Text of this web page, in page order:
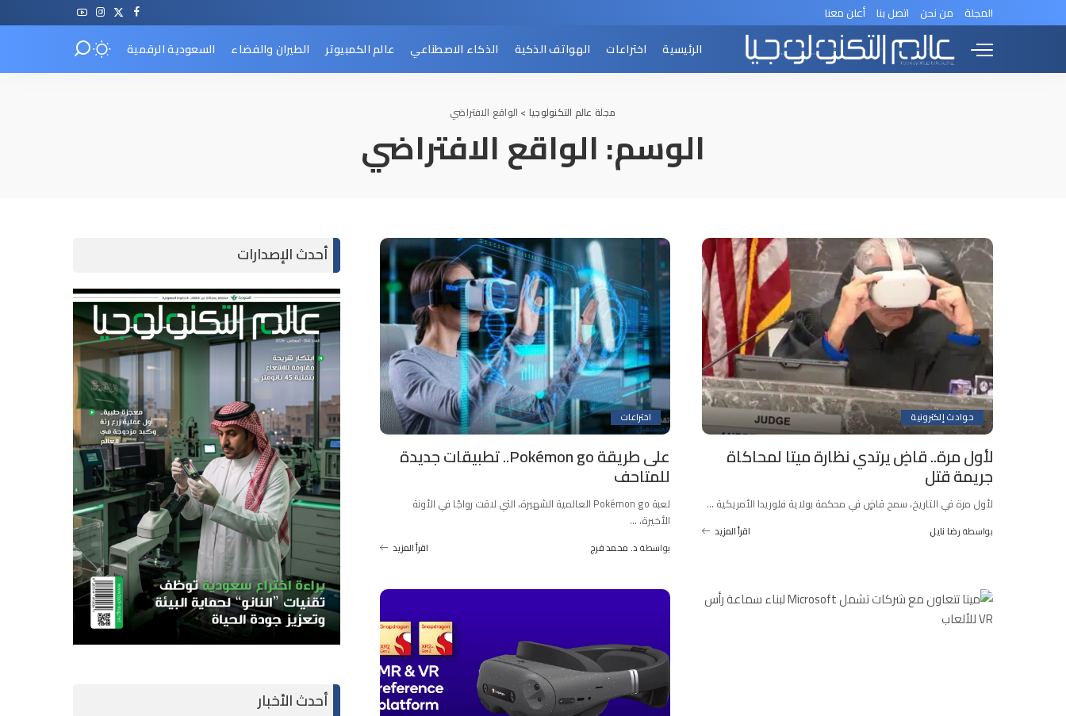
المجلة من نحن اتصل بنا أعلن معنا
الرئيسية اختراعات الهواتف الذكية الذكاء الاصطناعي عالم الكمبيوتر الطيران والفضاء السعودية الرقمية
مجلة عالم التكنولوجيا > الواقع الافتراضي
الوسم:الواقع الافتراضي
حوادث إلكترونية
لأول مرة.. قاضٍ يرتدي نظارة ميتا لمحاكاة
جريمة قتل
لأول مرة في التاريخ، سمح قاضٍ في محكمة بولاية فلوريدا الأمريكية ...
Posted
بواسطة رضا نايل اقرأ المزيد
اختراعات
على طريقة Pokémon go.. تطبيقات جديدة
للمتاحف
لعبة Pokémon go العالمية الشهيرة، التي لاقت رواجًا في الأونة
الأخيرة،...
Posted
بواسطة د. محمد فرج اقرأ المزيد
أحدث الإصدارات
أحدث الأخبار